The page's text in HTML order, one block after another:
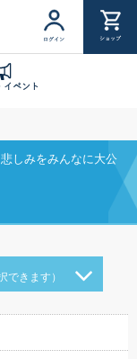
ログイン ショップ
イベント
しみをみんなに大公
できます）